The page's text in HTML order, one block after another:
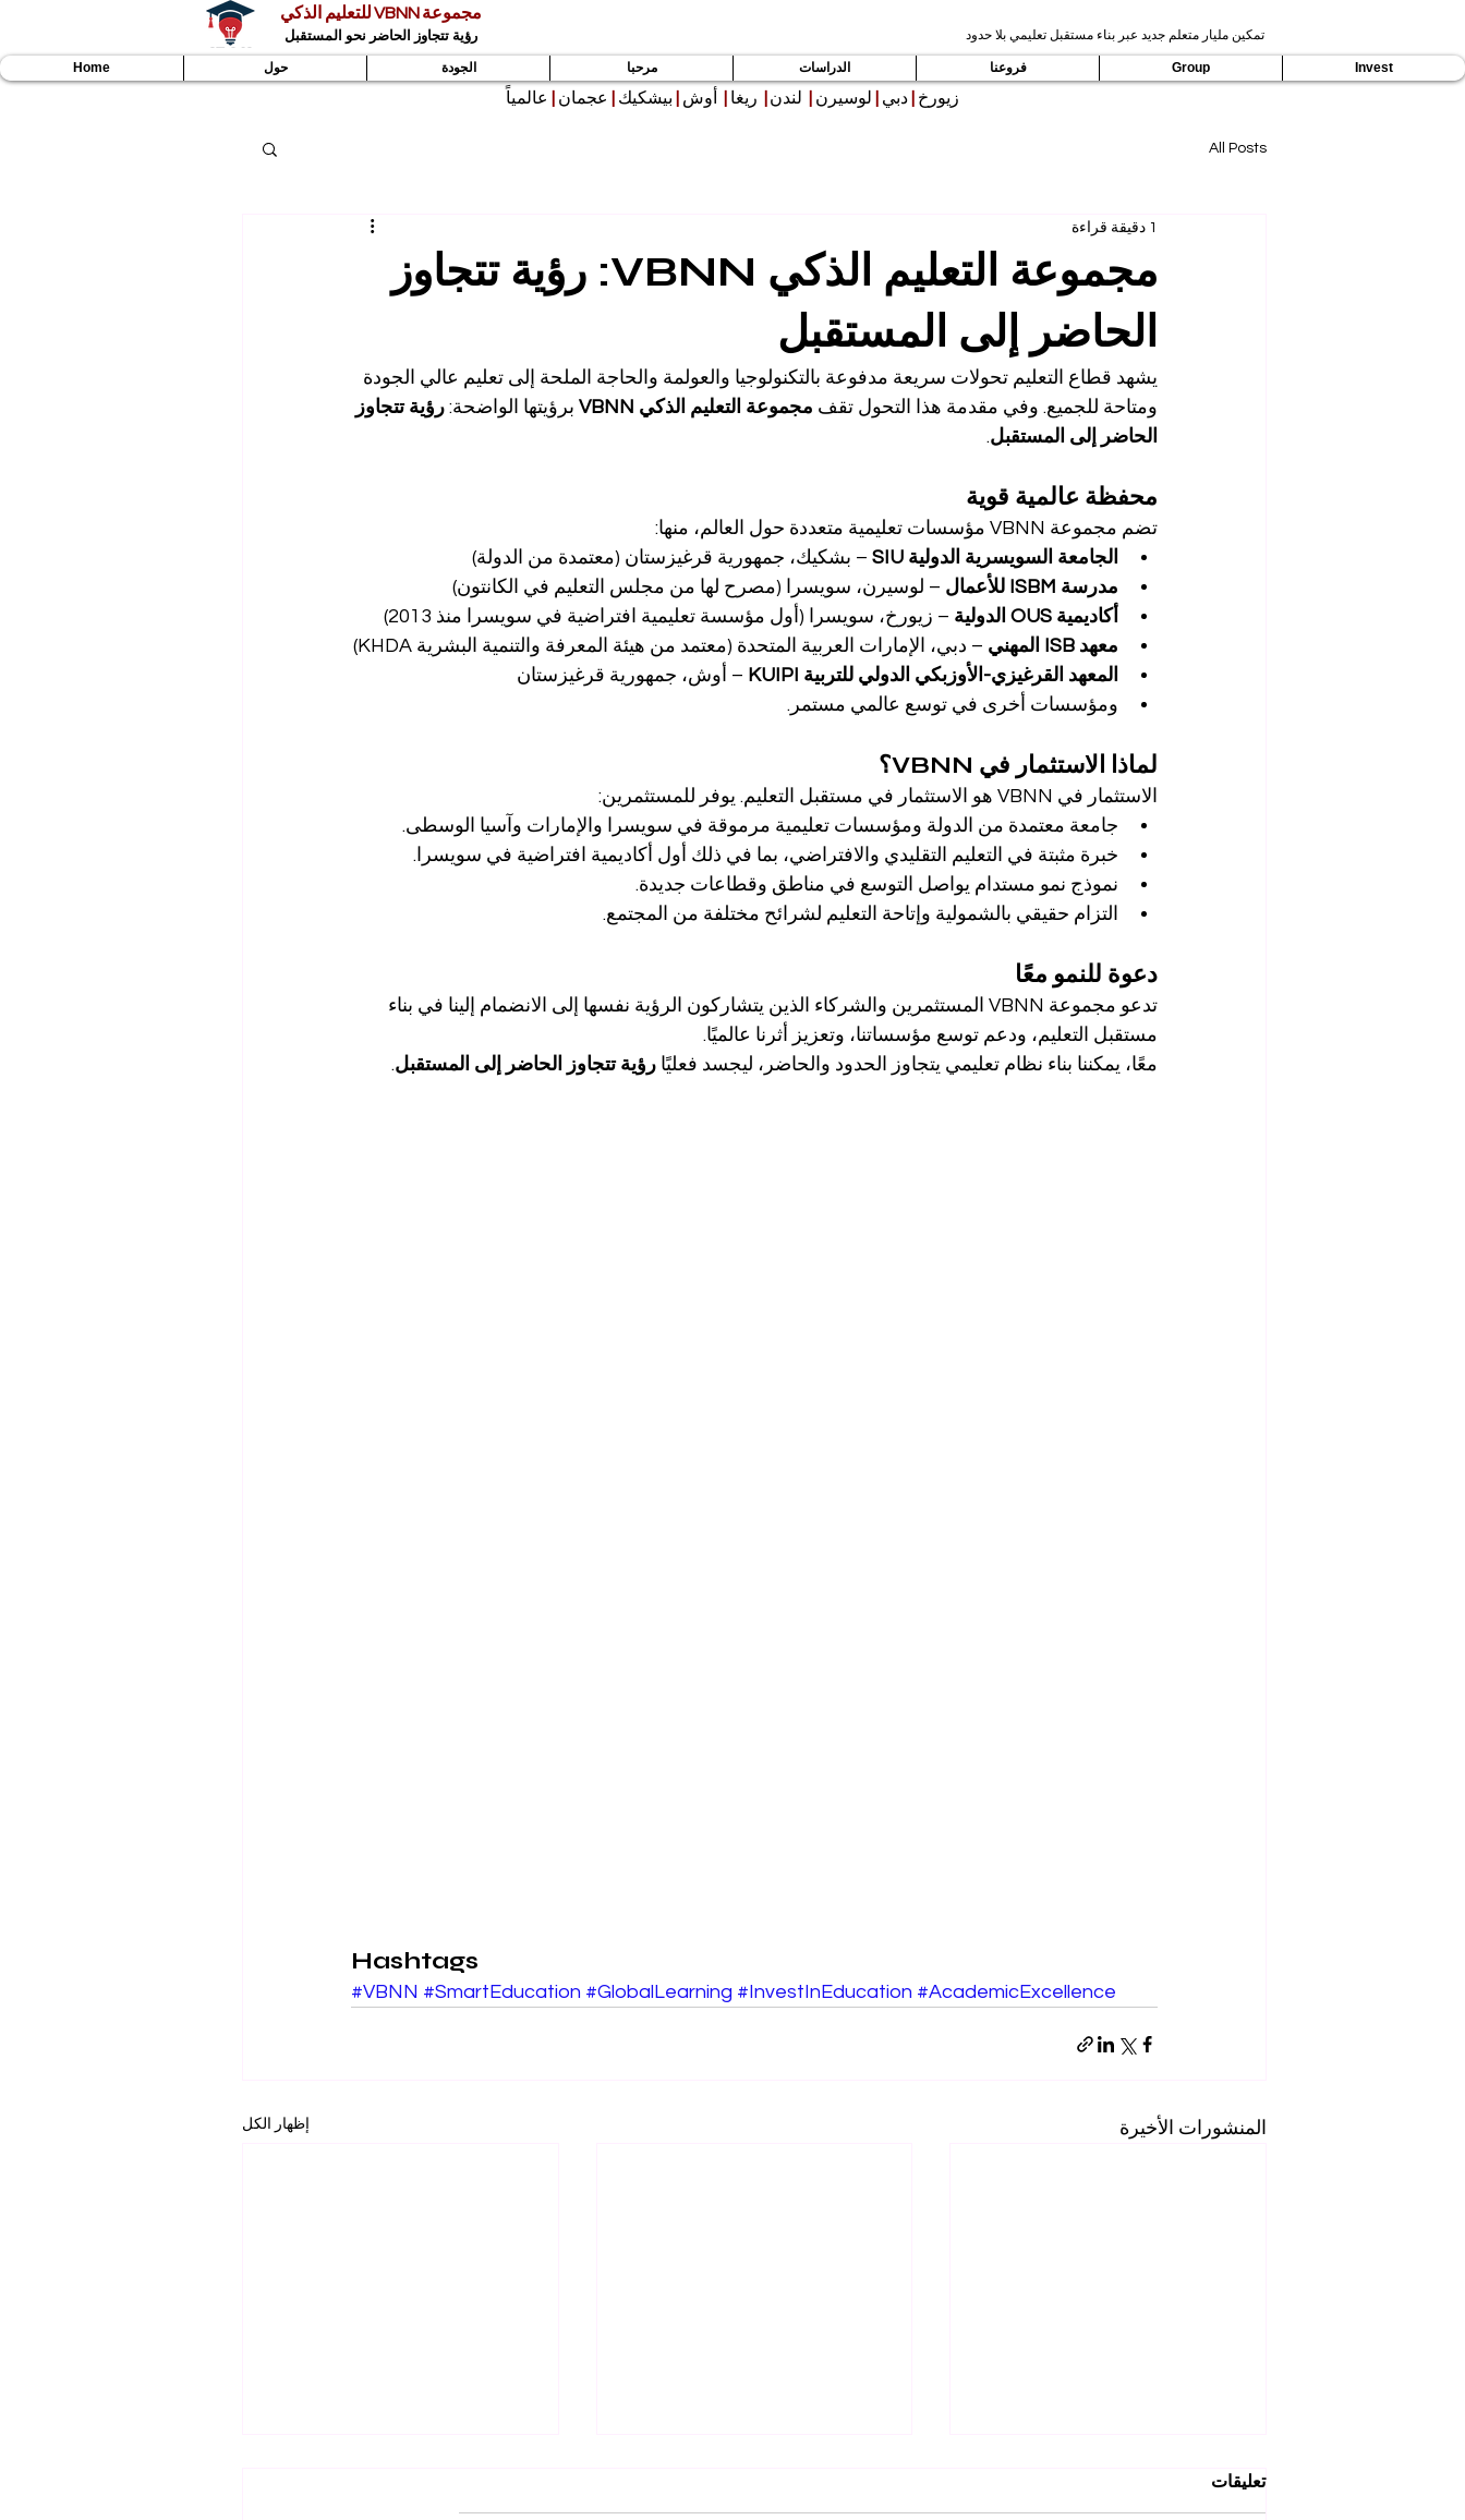
مجموعة VBNN للتعليم الذكي
رؤية تتجاوز الحاضر نحو المستقبل تمكين مليار متعلم جديد عبر بناء مستقبل تعليمي بلا حدود
Home حول الجودة مرحبا الدراسات فروعنا Group Invest
زيورخ دبي لوسيرن لندن ريغا أوش بيشكيك عجمان عالمياً
All Posts
مجموعة التعليم الذكي VBNN: رؤية تتجاوز
الحاضر إلى المستقبل
1 دقيقة قراءة
يشهد قطاع التعليم تحولات سريعة مدفوعة بالتكنولوجيا والعولمة والحاجة الملحة إلى تعليم عالي الجودة
ومتاحة للجميع. وفي مقدمة هذا التحول تقف مجموعة التعليم الذكي VBNN برؤيتها الواضحة: رؤية تتجاوز
الحاضر إلى المستقبل.
محفظة عالمية قوية
تضم مجموعة VBNN مؤسسات تعليمية متعددة حول العالم، منها:
الجامعة السويسرية الدولية SIU
– بشكيك، جمهورية قرغيزستان (معتمدة من الدولة)
مدرسة ISBM للأعمال
– لوسيرن، سويسرا (مصرح لها من مجلس التعليم في الكانتون)
أكاديمية OUS الدولية
– زيورخ، سويسرا (أول مؤسسة تعليمية افتراضية في سويسرا منذ 2013)
معهد ISB المهني
– دبي، الإمارات العربية المتحدة (معتمد من هيئة المعرفة والتنمية البشرية KHDA)
المعهد القرغيزي-الأوزبكي الدولي للتربية KUIPI
– أوش، جمهورية قرغيزستان
ومؤسسات أخرى في توسع عالمي مستمر.
لماذا الاستثمار في VBNN؟
الاستثمار في VBNN هو الاستثمار في مستقبل التعليم. يوفر للمستثمرين:
جامعة معتمدة من الدولة ومؤسسات تعليمية مرموقة في سويسرا والإمارات وآسيا الوسطى.
خبرة مثبتة في التعليم التقليدي والافتراضي، بما في ذلك أول أكاديمية افتراضية في سويسرا.
نموذج نمو مستدام يواصل التوسع في مناطق وقطاعات جديدة.
التزام حقيقي بالشمولية وإتاحة التعليم لشرائح مختلفة من المجتمع.
دعوة للنمو معًا
تدعو مجموعة VBNN المستثمرين والشركاء الذين يتشاركون الرؤية نفسها إلى الانضمام إلينا في بناء
مستقبل التعليم، ودعم توسع مؤسساتنا، وتعزيز أثرنا عالميًا.
معًا، يمكننا بناء نظام تعليمي يتجاوز الحدود والحاضر، ليجسد فعليًا رؤية تتجاوز الحاضر إلى المستقبل.
Hashtags
#VBNN #SmartEducation #GlobalLearning #InvestInEducation #AcademicExcellence
المنشورات الأخيرة إظهار الكل
تعليقات